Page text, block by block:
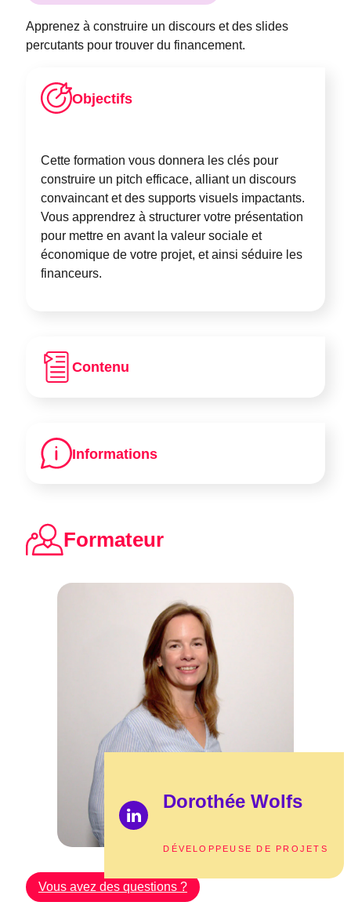
Apprenez à construire un discours et des slides
percutants pour trouver du financement.
Objectifs
Cette formation vous donnera les clés pour
construire un pitch efficace, alliant un discours
convaincantet des supports visuels impactants.
Vous apprendrez à structurer votre présentation
pour mettre en avant la valeur sociale et
économique de votre projet, et ainsi séduire les
financeurs.
Contenu
Informations
Formateur
Dorothée Wolfs
DÉVELOPPEUSE DE PROJETS
Vous avez des questions ?